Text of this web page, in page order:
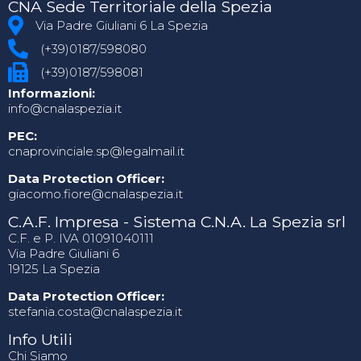
CNA Sede Territoriale della Spezia
Via Padre Giuliani 6 La Spezia
(+39)0187/598080
(+39)0187/598081
Informazioni:
info@cnalaspezia.it
PEC:
cnaprovinciale.sp@legalmail.it
Data Protection Officer:
giacomo.fiore@cnalaspezia.it
C.A.F. Impresa - Sistema C.N.A. La Spezia srl
C.F. e P. IVA 01091040111
Via Padre Giuliani 6
19125 La Spezia
Data Protection Officer:
stefania.costa@cnalaspezia.it
Info Utili
Chi Siamo